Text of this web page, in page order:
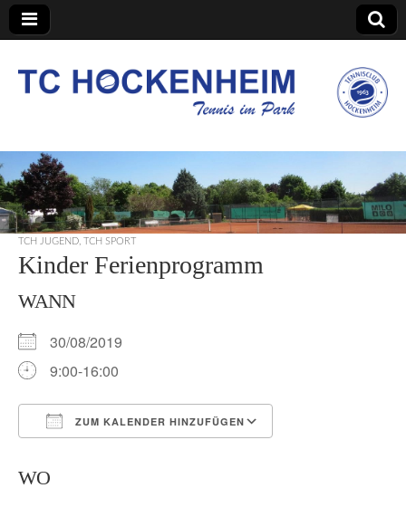
TC Hockenheim
TCH JUGEND TCH SPORT
Kinder Ferienprogramm
WANN
30/08/2019
9:00-16:00
ZUM KALENDER HINZUFÜGEN
WO